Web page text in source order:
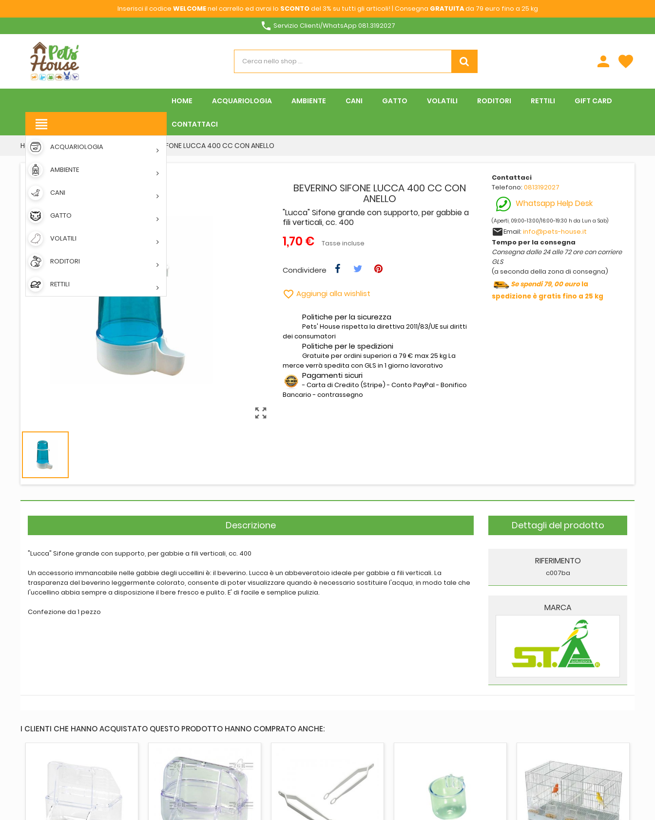
Inserisci il codice WELCOMEnel carrello ed avrai lo SCONTOdel 3% su tutti gli articoli! | Consegna GRATUITAda 79 euro fino a 25 kg
phone Servizio Clienti/WhatsApp 081.3192027
person favorite
HOME ACQUARIOLOGIA AMBIENTE CANI GATTO VOLATILI RODITORI RETTILI GIFT CARD
CONTATTACI
view_headline
ACQUARIOLOGIA
AMBIENTE
CANI
GATTO
VOLATILI
RODITORI
RETTILI
Home VOLATILI BEVERINI BEVERINO SIFONE LUCCA 400 CC CON ANELLO
zoom_out_map
BEVERINO SIFONE LUCCA 400 CC CON
ANELLO
"Lucca" Sifone grande con supporto, per gabbie a
fili verticali, cc. 400
1,70 € Tasse incluse
Condividere
 Aggiungi alla wishlist
Politiche per la sicurezza
Pets' House rispetta la direttiva 2011/83/UE sui diritti
dei consumatori
Politiche per le spedizioni
Gratuite per ordini superiori a 79 € max 25 kg La
merce verrà spedita con GLS in 1 giorno lavorativo
Pagamenti sicuri
- Carta di Credito (Stripe) - Conto PayPal - Bonifico
Bancario - contrassegno
Contattaci
Telefono:0813192027
Whatsapp Help Desk
(Aperti, 09:00-13:00/16:00-19:30 h da Lun a Sab)
emailEmail:info@pets-house.it
Tempo per la consegna
Consegna dalle 24 alle 72 ore con corriere
GLS
(a seconda della zona di consegna)
Se spendi 79, 00 eurola
spedizione è gratis fino a 25 kg
Descrizione
"Lucca" Sifone grande con supporto, per gabbie a fili verticali, cc. 400
Un accessorio immancabile nelle gabbie degli uccellini è: il beverino. Lucca è un abbeveratoio ideale per gabbie a fili verticali. La
trasparenza del beverino leggermente colorato, consente di poter visualizzare quando è necessario sostituire l'acqua, in modo tale che
l'uccellino abbia sempre a disposizione il bere fresco e pulito. E' di facile e semplice pulizia.
Confezione da 1 pezzo
Dettagli del prodotto
RIFERIMENTO
c007ba
MARCA
I CLIENTI CHE HANNO ACQUISTATO QUESTO PRODOTTO HANNO COMPRATO ANCHE: